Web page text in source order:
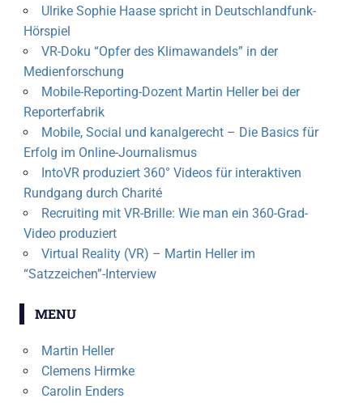
Ulrike Sophie Haase spricht in Deutschlandfunk-
Hörspiel
VR-Doku “Opfer des Klimawandels” in der
Medienforschung
Mobile-Reporting-Dozent Martin Heller bei der
Reporterfabrik
Mobile, Social und kanalgerecht – Die Basics für
Erfolg im Online-Journalismus
IntoVR produziert 360° Videos für interaktiven
Rundgang durch Charité
Recruiting mit VR-Brille: Wie man ein 360-Grad-
Video produziert
Virtual Reality (VR) – Martin Heller im
“Satzzeichen”-Interview
MENU
Martin Heller
Clemens Hirmke
Carolin Enders